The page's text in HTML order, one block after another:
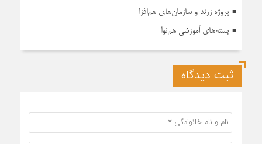
پروژه زرند و سازمان‌های هم‌افزا
بسته‌های آموزشی هم‌نوا
ثبت دیدگاه